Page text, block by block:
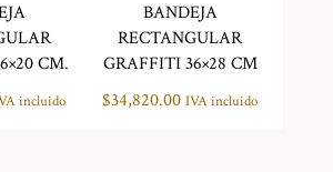
CM.
incluido
BANDEJA
RECTANGULAR
GRAFFITI 36×28 CM
$34,820.00 IVA incluido